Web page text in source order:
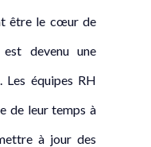
être le cœur de
devenu une
Les équipes RH
de leur temps à
à jour des